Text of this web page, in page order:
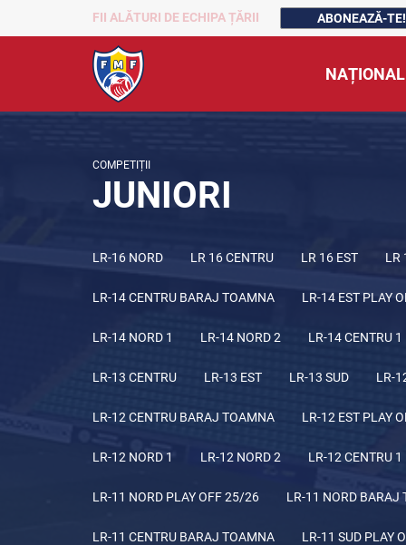
FII ALĂTURI DE ECHIPA ȚĂRII ABONEAZĂ-TE!
COMPETIȚII
JUNIORI
LR-16 NORD LR 16 CENTRU LR 16 EST LR
LR-14 CENTRU BARAJ TOAMNA LR-14 EST PLAY
LR-14 NORD 1 LR-14 NORD 2 LR-14 CENTRU 1
LR-13 CENTRU LR-13 EST LR-13 SUD LR-
LR-12 CENTRU BARAJ TOAMNA LR-12 EST PLAY
LR-12 NORD 1 LR-12 NORD 2 LR-12 CENTRU 1
LR-11 NORD PLAY OFF 25/26 LR-11 NORD BARAJ
LR-11 CENTRU BARAJ TOAMNA LR-11 SUD PLAY